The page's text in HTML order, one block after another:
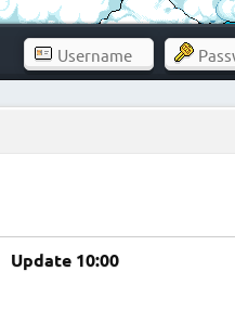
Update 10:00